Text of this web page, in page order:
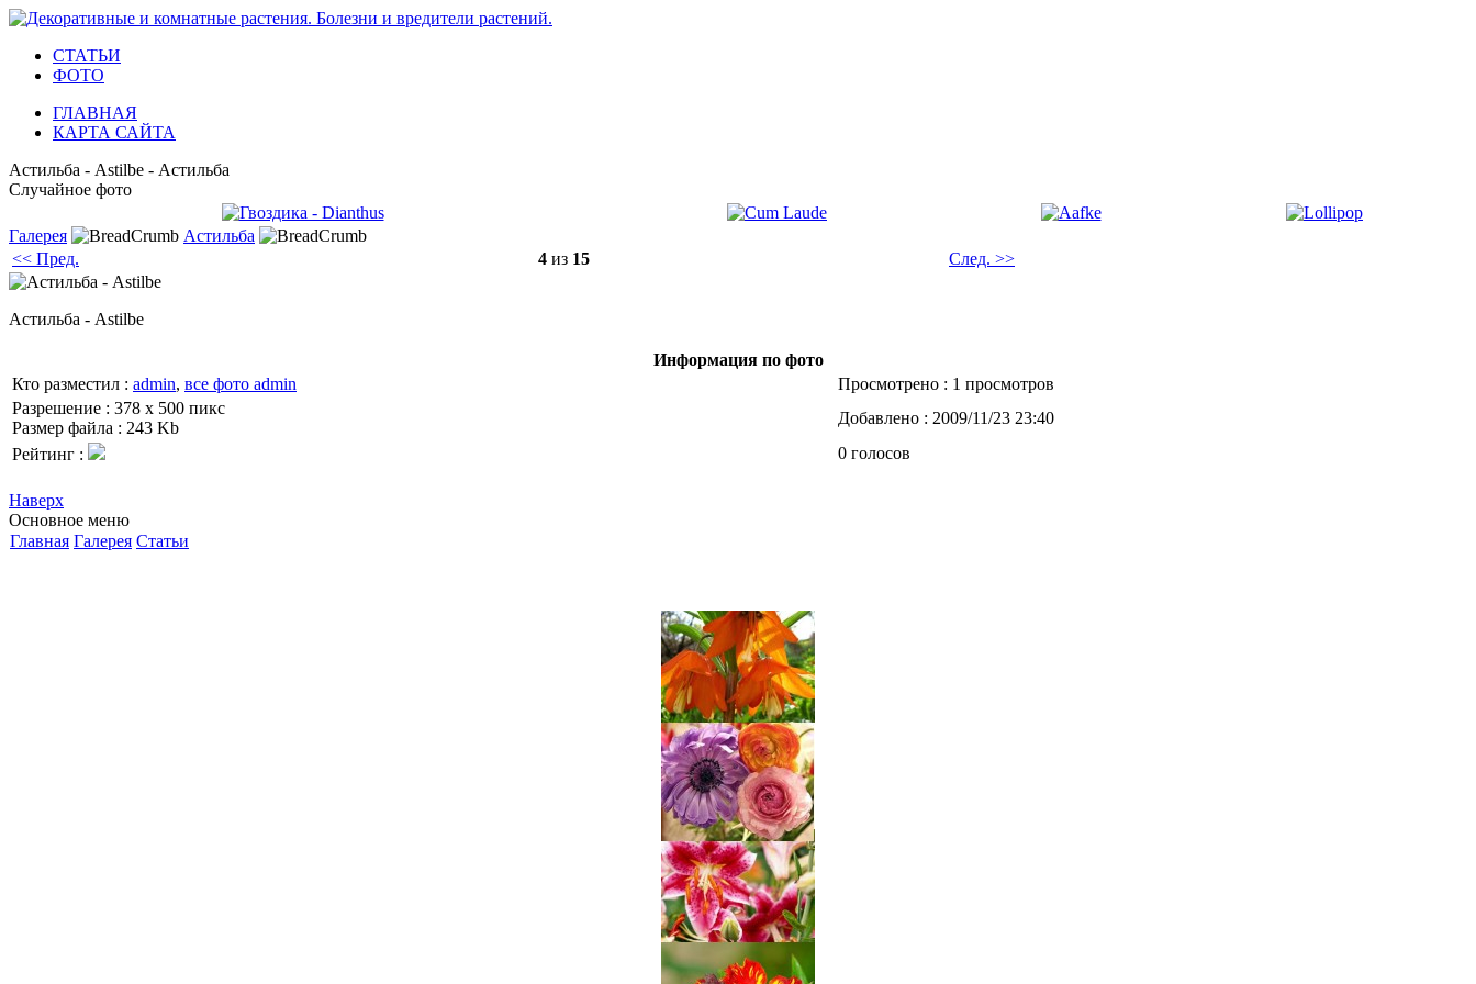
СТАТЬИ
ФОТО
ГЛАВНАЯ
КАРТА САЙТА
Астильба - Astilbe - Астильба
Случайное фото
Галерея
Астильба
<< Пред.
4 из 15 След. >>
Астильба - Astilbe
Информация по фото
Кто разместил : admin, все фото admin
Просмотрено : 1 просмотров
Разрешение : 378 x 500 пикс
Размер файла : 243 Kb
Добавлено : 2009/11/23 23:40
Рейтинг :
0 голосов
Наверх
Основное меню
Главная Галерея Статьи